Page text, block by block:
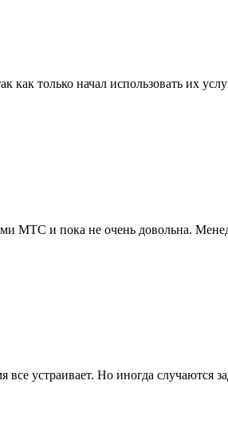
как только начал использовать их
МТС и пока не очень довольна.
устраивает. Но иногда случаются